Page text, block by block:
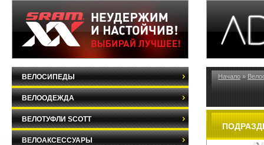
Начало »
ВЕЛОСИПЕДЫ
ВЕЛООДЕЖДА
ВЕЛОТУФЛИ SCOTT
ВЕЛОАКСЕССУАРЫ